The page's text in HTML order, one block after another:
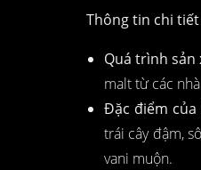
Thông tin chi
Quá trình sản
malt từ các
Đặc điểm của
trái cây đậm,
vani muộn.